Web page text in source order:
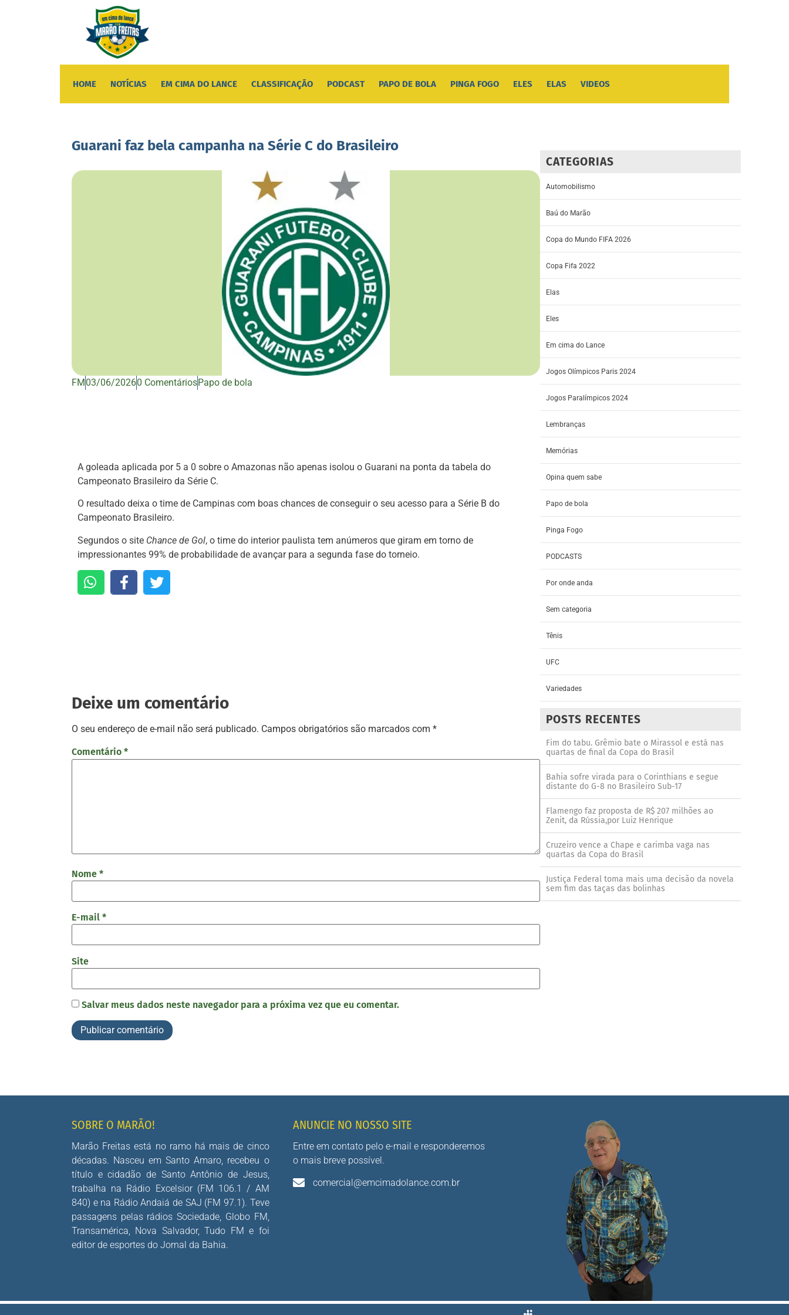
HOME NOTÍCIAS EM CIMA DO LANCE CLASSIFICAÇÃO PODCAST PAPO DE BOLA PINGA FOGO ELES ELAS VIDEOS
Guarani faz bela campanha na Série C do Brasileiro
FM03/06/20260 ComentáriosPapo de bola
A goleada aplicada por 5 a 0 sobre o Amazonas não apenas isolou o Guarani na ponta da tabela do
Campeonato Brasileiro da Série C.
O resultado deixa o time de Campinas com boas chances de conseguir o seu acesso para a Série B do
Campeonato Brasileiro.
Segundos o site Chance de Gol, o time do interior paulista tem anúmeros que giram em torno de
impressionantes 99% de probabilidade de avançar para a segunda fase do torneio.
Deixe um comentário
O seu endereço de e-mail não será publicado. Campos obrigatórios são marcados com *
Comentário *
Nome *
E-mail *
Site
Salvar meus dados neste navegador para a próxima vez que eu comentar.
CATEGORIAS
Automobilismo
Baú do Marão
Copa do Mundo FIFA 2026
Copa Fifa 2022
Elas
Eles
Em cima do Lance
Jogos Olímpicos Paris 2024
Jogos Paralímpicos 2024
Lembranças
Memórias
Opina quem sabe
Papo de bola
Pinga Fogo
PODCASTS
Por onde anda
Sem categoria
Tênis
UFC
Variedades
POSTS RECENTES
Fim do tabu. Grêmio bate o Mirassol e está nas
quartas de final da Copa do Brasil
Bahia sofre virada para o Corinthians e segue
distante do G-8 no Brasileiro Sub-17
Flamengo faz proposta de R$ 207 milhões ao
Zenit, da Rússia,por Luiz Henrique
Cruzeiro vence a Chape e carimba vaga nas
quartas da Copa do Brasil
Justiça Federal toma mais uma decisão da novela
sem fim das taças das bolinhas
SOBRE O MARÃO!
Marão Freitas está no ramo há mais de cinco
décadas. Nasceu em Santo Amaro, recebeu o
título e cidadão de Santo Antônio de Jesus,
trabalha na Rádio Excelsior (FM 106.1 / AM
840) e na Rádio Andaiá de SAJ (FM 97.1). Teve
passagens pelas rádios Sociedade, Globo FM,
Transamérica, Nova Salvador, Tudo FM e foi
editor de esportes do Jornal da Bahia.
ANUNCIE NO NOSSO SITE
Entre em contato pelo e-mail e responderemos
o mais breve possível.
comercial@emcimadolance.com.br